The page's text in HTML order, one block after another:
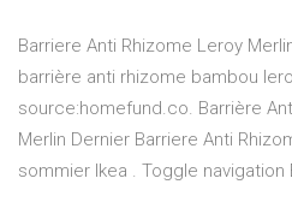
Barriere Anti Rhizome Leroy
barrière anti rhizome bambou
source:homefund.co. Barrière
Merlin Dernier Barriere Anti
sommier Ikea . Toggle